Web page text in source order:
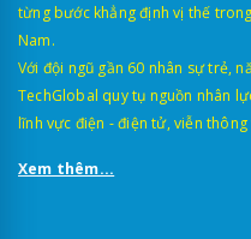
từng bước khẳng định vị thế
Nam.
Với đội ngũ gần 60 nhân sự trẻ,
TechGlobal quy tụ nguồn nhân
lĩnh vực điện - điện tử, viễn
Xem thêm...